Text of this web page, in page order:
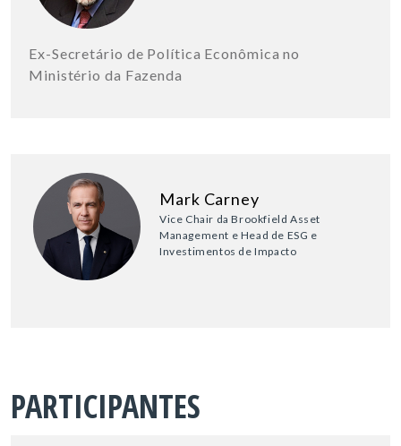
Ex-Secretário de Política Econômica no
Ministério da Fazenda
Mark Carney
Vice Chair da Brookfield Asset
Management e Head de ESG e
Investimentos de Impacto
PARTICIPANTES